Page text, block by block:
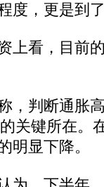
，更是到
看，目前
判断通胀
关键所在。
明显下降。